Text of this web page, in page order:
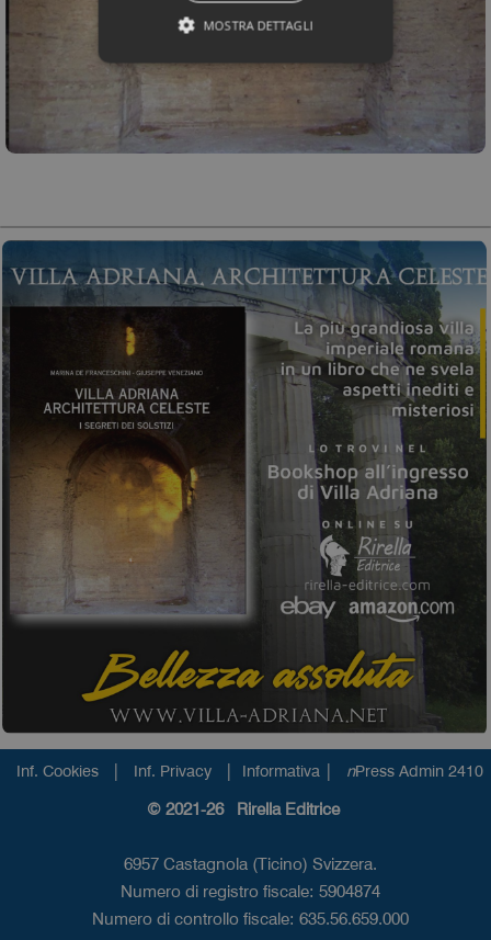
Inf. Cookies | Inf. Privacy | Informativa | nPress Admin 2410
© 2021-26 Rirella Editrice
6957 Castagnola (Ticino) Svizzera.
Numero di registro fiscale: 5904874
Numero di controllo fiscale: 635.56.659.000
MOSTRA DETTAGLI